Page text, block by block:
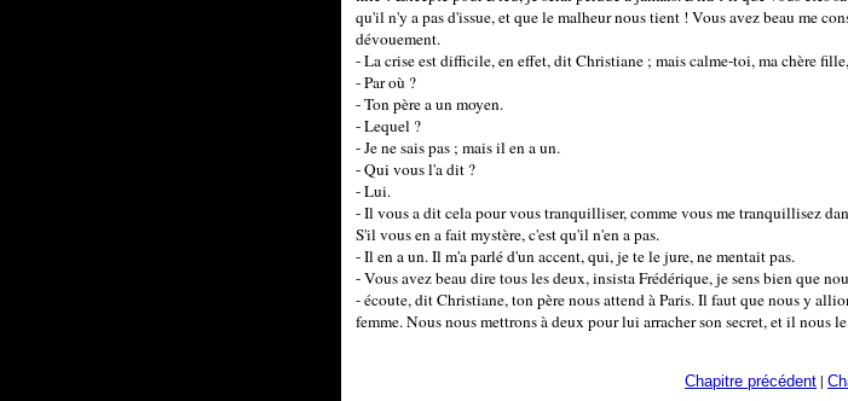
qu'il n'y a pas d'issue, et que le malheur nous tient ! Vous avez beau me
dévouement.
- La crise est difficile, en effet, dit Christiane ; mais calme-toi, ma chère
- Par où ?
- Ton père a un moyen.
- Lequel ?
- Je ne sais pas ; mais il en a un.
- Qui vous l'a dit ?
- Lui.
- Il vous a dit cela pour vous tranquilliser, comme vous me tranquillisez
S'il vous en a fait mystère, c'est qu'il n'en a pas.
- Il en a un. Il m'a parlé d'un accent, qui, je te le jure, ne mentait pas.
- Vous avez beau dire tous les deux, insista Frédérique, je sens bien que
- écoute, dit Christiane, ton père nous attend à Paris. Il faut que nous y
femme. Nous nous mettrons à deux pour lui arracher son secret, et il nous
Chapitre précédent |